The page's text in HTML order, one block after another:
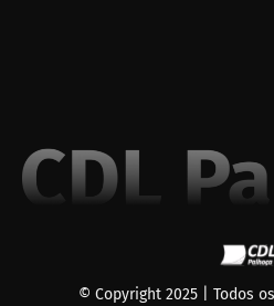
© Copyright 2025 | Todos